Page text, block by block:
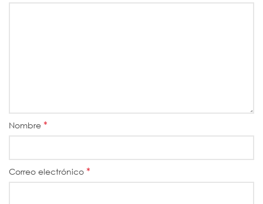
Nombre *
Correo electrónico *